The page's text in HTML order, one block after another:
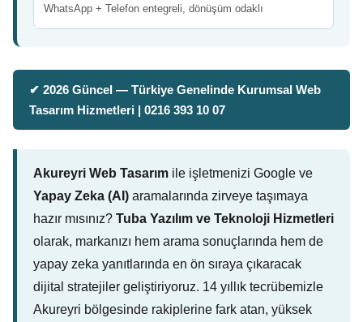
WhatsApp + Telefon entegreli, dönüşüm odaklı
✔ 2026 Güncel — Türkiye Genelinde Kurumsal Web
Tasarım Hizmetleri | 0216 393 10 07
Akureyri Web Tasarım ile işletmenizi Google ve
Yapay Zeka (AI) aramalarında zirveye taşımaya
hazır mısınız? Tuba Yazılım ve Teknoloji Hizmetleri
olarak, markanızı hem arama sonuçlarında hem de
yapay zeka yanıtlarında en ön sıraya çıkaracak
dijital stratejiler geliştiriyoruz. 14 yıllık tecrübemizle
Akureyri bölgesinde rakiplerine fark atan, yüksek